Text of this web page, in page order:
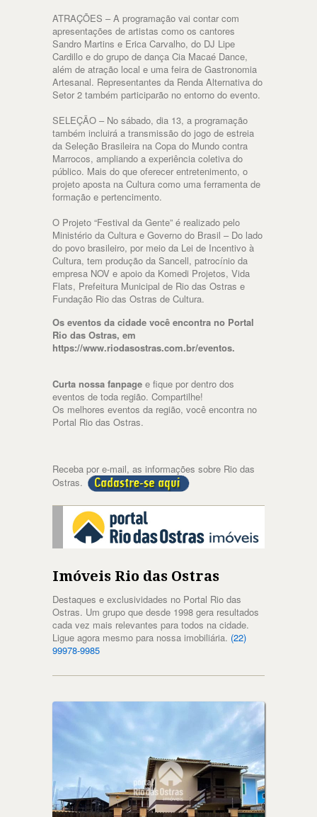
ATRAÇÕES – A programação vai contar com
apresentações de artistas como os cantores
Sandro Martins e Erica Carvalho, do DJ Lipe
Cardillo e do grupo de dança Cia Macaé Dance,
além de atração local e uma feira de Gastronomia
Artesanal. Representantes da Renda Alternativa do
Setor 2 também participarão no entorno do evento.
SELEÇÃO – No sábado, dia 13, a programação
também incluirá a transmissão do jogo de estreia
da Seleção Brasileira na Copa do Mundo contra
Marrocos, ampliando a experiência coletiva do
público. Mais do que oferecer entretenimento, o
projeto aposta na Cultura como uma ferramenta de
formação e pertencimento.
O Projeto “Festival da Gente” é realizado pelo
Ministério da Cultura e Governo do Brasil – Do lado
do povo brasileiro, por meio da Lei de Incentivo à
Cultura, tem produção da Sancell, patrocínio da
empresa NOV e apoio da Komedi Projetos, Vida
Flats, Prefeitura Municipal de Rio das Ostras e
Fundação Rio das Ostras de Cultura.
Os eventos da cidade você encontra no Portal
Rio das Ostras, em
https://www.riodasostras.com.br/eventos.
Curta nossa fanpage e fique por dentro dos
eventos de toda região. Compartilhe!
Os melhores eventos da região, você encontra no
Portal Rio das Ostras.
Receba por e-mail, as informações sobre Rio das
Ostras.
Imóveis Rio das Ostras
Destaques e exclusividades no Portal Rio das
Ostras. Um grupo que desde 1998 gera resultados
cada vez mais relevantes para todos na cidade.
Ligue agora mesmo para nossa imobiliária. (22)
99978-9985